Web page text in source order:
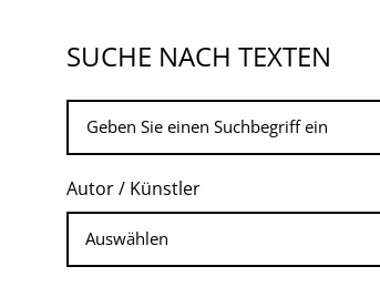
SUCHE NACH TEXTEN
Autor / Künstler